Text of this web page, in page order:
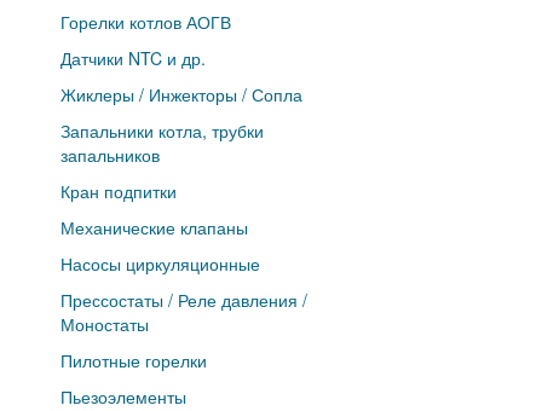
Горелки котлов АОГВ
Датчики NTC и др.
Жиклеры / Инжекторы / Сопла
Запальники котла, трубки
запальников
Кран подпитки
Механические клапаны
Насосы циркуляционные
Прессостаты / Реле давления /
Моностаты
Пилотные горелки
Пьезоэлементы